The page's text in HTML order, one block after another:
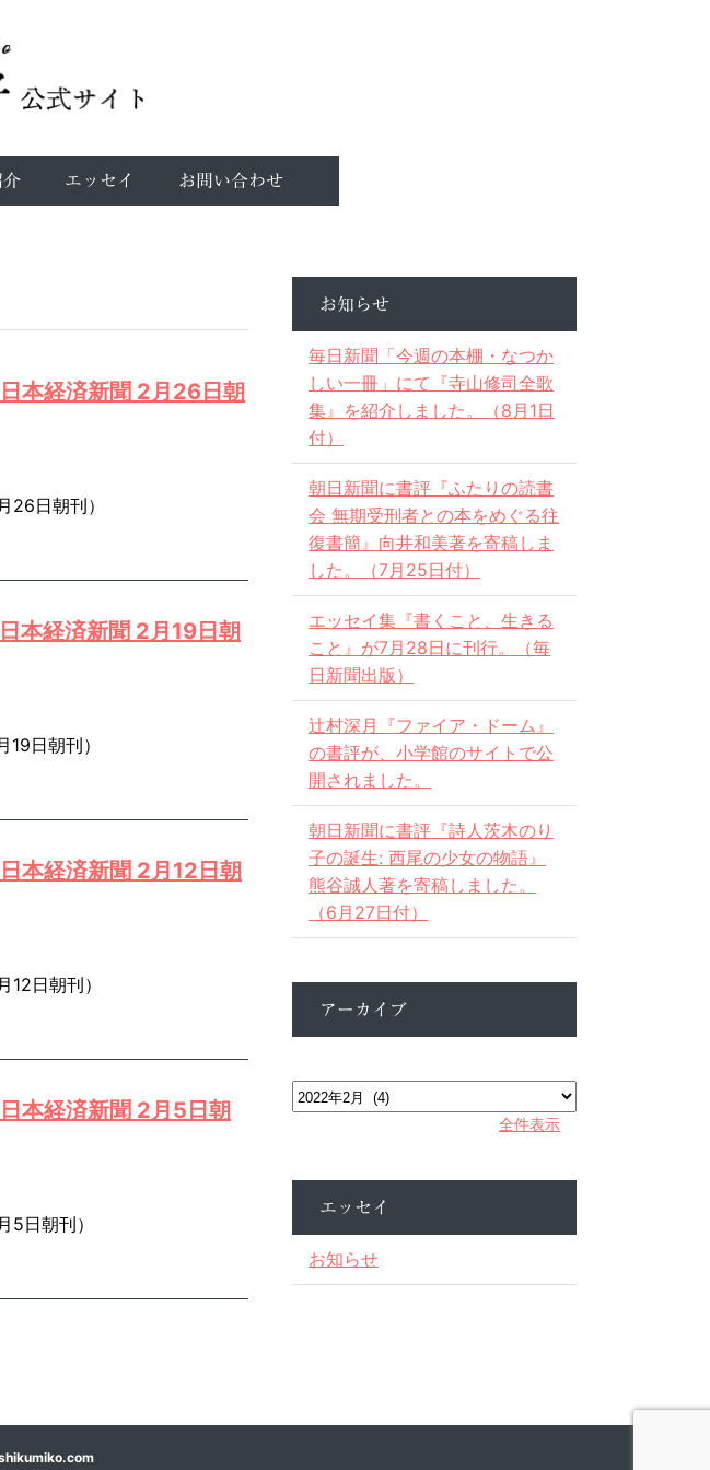
介 エッセイ お問い合わせ
本経済新聞 2月26日朝
日朝刊）
本経済新聞 2月19日朝
日朝刊）
本経済新聞 2月12日朝
日朝刊）
本経済新聞 2月5日朝
日朝刊）
お知らせ
毎日新聞「今週の本棚・なつか
しい一冊」にて『寺山修司全歌
集』を紹介しました。（8月1日
付）
朝日新聞に書評『ふたりの読書
会 無期受刑者との本をめぐる往
復書簡』向井和美著を寄稿しま
した。（7月25日付）
エッセイ集『書くこと、生きる
こと』が7月28日に刊行。（毎
日新聞出版）
辻村深月『ファイア・ドーム』
の書評が、小学館のサイトで公
開されました。
朝日新聞に書評『詩人茨木のり
子の誕生: 西尾の少女の物語』
熊谷誠人著を寄稿しました。
（6月27日付）
アーカイブ
ー
カ
全件表示
エッセイ
お知らせ